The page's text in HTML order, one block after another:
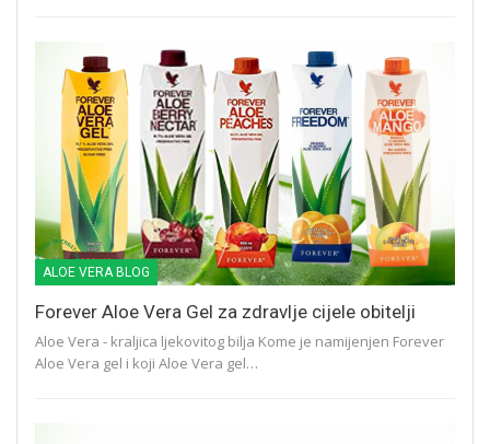
ALOE VERA BLOG
Forever Aloe Vera Gel za zdravlje cijele obitelji
Aloe Vera - kraljica ljekovitog bilja Kome je namijenjen Forever
Aloe Vera gel i koji Aloe Vera gel…